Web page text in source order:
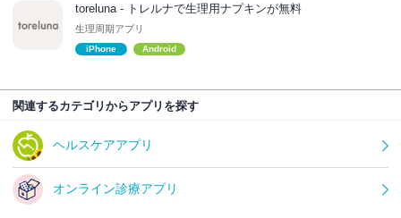
toreluna - トレルナで生理用ナプキンが無料
生理周期アプリ
iPhone Android
関連するカテゴリからアプリを探す
ヘルスケアアプリ
オンライン診療アプリ